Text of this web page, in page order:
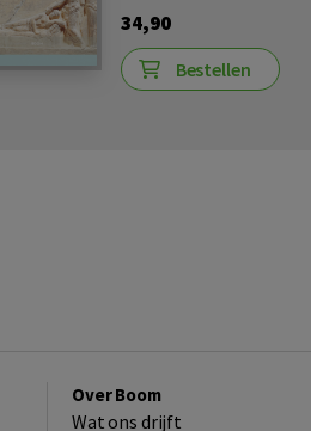
34,90
Bestellen
Over Boom
Wat ons drijft